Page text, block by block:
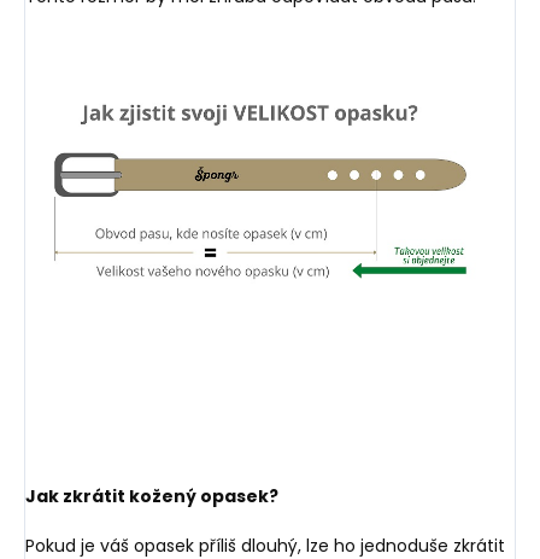
Jak zkrátit kožený opasek?
Pokud je váš opasek příliš dlouhý, lze ho jednoduše zkrátit